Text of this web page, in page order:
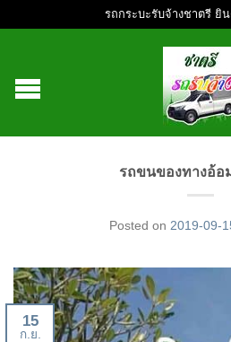
รถกระบะรับจ้างชาตรี ยิ
รถขนของทางอ้อ
Posted on 2019-09-
15
ก.ย.